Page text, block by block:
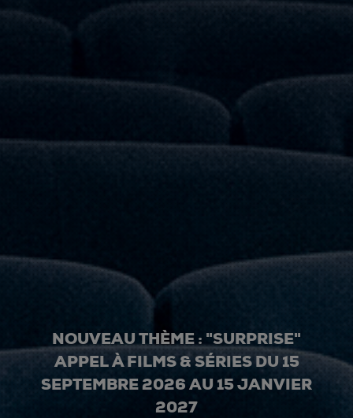
NOUVEAU THÈME : "SURPRISE"
APPEL À FILMS & SÉRIES DU 15
SEPTEMBRE 2026 AU 15 JANVIER
2027